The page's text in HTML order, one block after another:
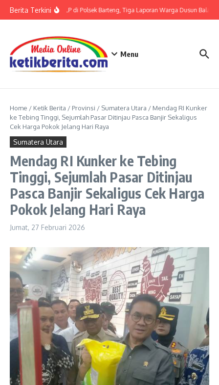
Berita TerkiniTerkait LP di Polsek Barteng, Tiga Laporan Warga Dusun Balaka
Menu
Home / Ketik Berita / Provinsi / Sumatera Utara / Mendag RI Kunker
ke Tebing Tinggi, Sejumlah Pasar Ditinjau Pasca Banjir Sekaligus
Cek Harga Pokok Jelang Hari Raya
Sumatera Utara
Mendag RI Kunker ke Tebing
Tinggi, Sejumlah Pasar Ditinjau
Pasca Banjir Sekaligus Cek Harga
Pokok Jelang Hari Raya
Jumat, 27 Februari 2026